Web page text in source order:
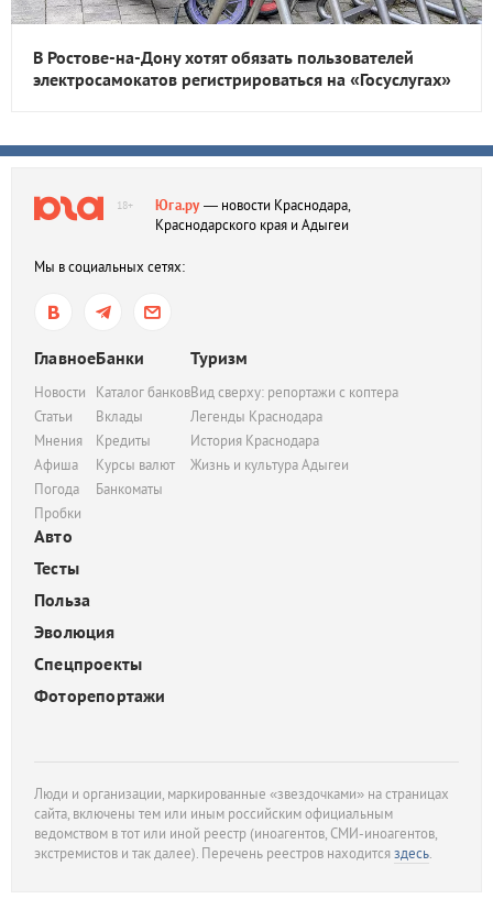
В Ростове-на-Дону хотят обязать пользователей
электросамокатов регистрироваться на «Госуслугах»
18+ Юга.ру— новости Краснодара,
Краснодарского края и Адыгеи
Мы в социальных сетях:
Главное
Новости
Статьи
Мнения
Афиша
Погода
Пробки
Банки
Каталог банков
Вклады
Кредиты
Курсы валют
Банкоматы
Туризм
Вид сверху: репортажи с коптера
Легенды Краснодара
История Краснодара
Жизнь и культура Адыгеи
Авто
Тесты
Польза
Эволюция
Спецпроекты
Фоторепортажи
Люди и организации, маркированные «звездочками» на страницах
сайта, включены тем или иным российским официальным
ведомством в тот или иной реестр (иноагентов, СМИ-иноагентов,
экстремистов и так далее). Перечень реестров находитсяздесь.